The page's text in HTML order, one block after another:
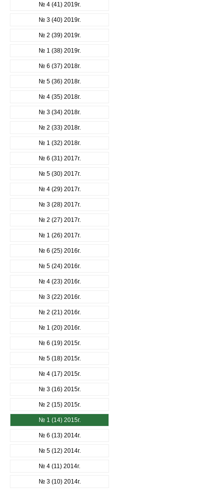
№ 4 (41) 2019г.
№ 3 (40) 2019г.
№ 2 (39) 2019г.
№ 1 (38) 2019г.
№ 6 (37) 2018г.
№ 5 (36) 2018г.
№ 4 (35) 2018г.
№ 3 (34) 2018г.
№ 2 (33) 2018г.
№ 1 (32) 2018г.
№ 6 (31) 2017г.
№ 5 (30) 2017г.
№ 4 (29) 2017г.
№ 3 (28) 2017г.
№ 2 (27) 2017г.
№ 1 (26) 2017г.
№ 6 (25) 2016г.
№ 5 (24) 2016г.
№ 4 (23) 2016г.
№ 3 (22) 2016г.
№ 2 (21) 2016г.
№ 1 (20) 2016г.
№ 6 (19) 2015г.
№ 5 (18) 2015г.
№ 4 (17) 2015г.
№ 3 (16) 2015г.
№ 2 (15) 2015г.
№ 1 (14) 2015г.
№ 6 (13) 2014г.
№ 5 (12) 2014г.
№ 4 (11) 2014г.
№ 3 (10) 2014г.